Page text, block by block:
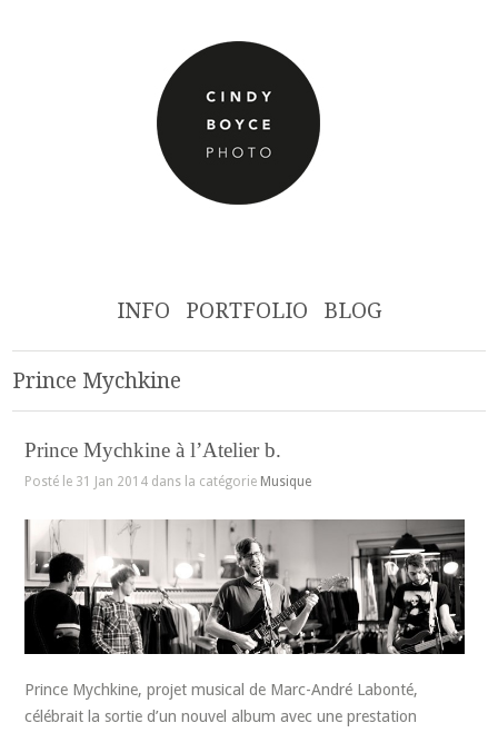
INFO PORTFOLIO BLOG
Prince Mychkine
Prince Mychkine à l’Atelier b.
Posté le 31 Jan 2014 dans la catégorie Musique
Prince Mychkine, projet musical de Marc-André Labonté,
célébrait la sortie d’un nouvel album avec une prestation